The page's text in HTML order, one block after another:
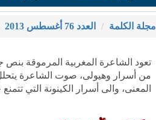
مجلة الكلمة العدد 76 أغسطس 2013
تعود الشاعرة المغربية المرموقة
من أسرار وهيولى، صوت الشاعرة
المعنى، والى أسرار الكينونة التي